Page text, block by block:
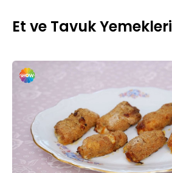
Et ve Tavuk Yemekleri